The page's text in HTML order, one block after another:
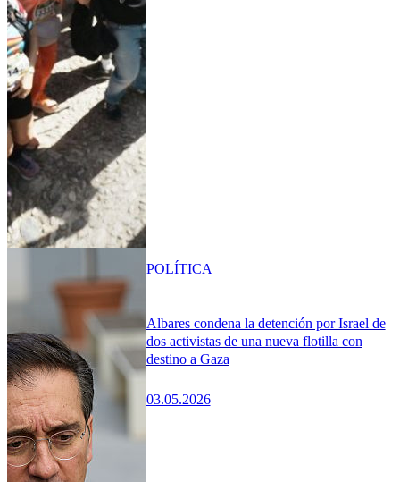
Albares condena la detención por Israel de
dos activistas de una nueva flotilla con
destino a Gaza
03.05.2026
POLÍTICA